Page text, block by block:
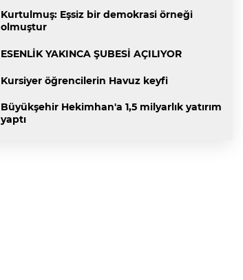
Kurtulmuş: Eşsiz bir demokrasi örneği
olmuştur
ESENLİK YAKINCA ŞUBESİ AÇILIYOR
Kursiyer öğrencilerin Havuz keyfi
Büyükşehir Hekimhan'a 1,5 milyarlık yatırım
yaptı